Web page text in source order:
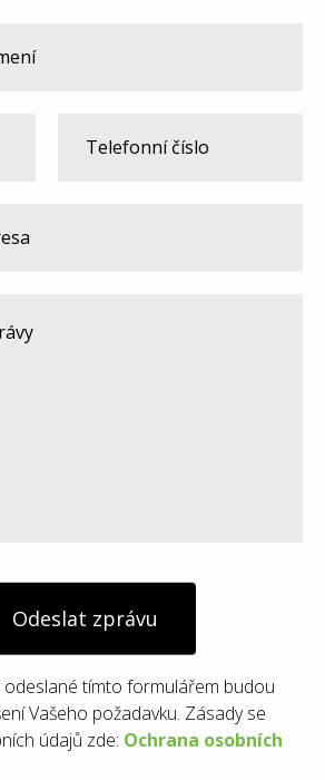
Odeslat zprávu
tímto formulářem budou
Vašeho požadavku. Zásady se
údajů zde: Ochrana osobních